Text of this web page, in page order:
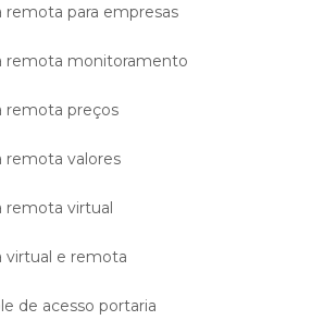
remota para empresas
remota monitoramento
remota preços
remota valores
remota virtual
virtual e remota
de acesso portaria